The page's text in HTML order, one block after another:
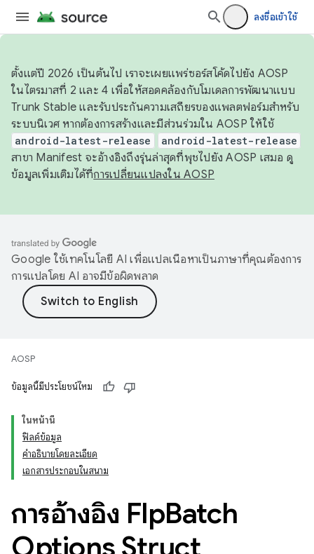
ลงชื่อเข้าใช้
ตั้งแต่ปี 2026 เป็นต้นไป เราจะเผยแพร่ซอร์สโค้ดไปยัง AOSP
ในไตรมาสที่ 2 และ 4 เพื่อให้สอดคล้องกับโมเดลการพัฒนาแบบ
Trunk Stable และรับประกันความเสถียรของแพลตฟอร์มสำหรับ
ระบบนิเวศ หากต้องการสร้างและมีส่วนร่วมใน AOSP ให้ใช้
android-latest-release android-latest-release
สาขา Manifest จะอ้างอิงถึงรุ่นล่าสุดที่พุชไปยัง AOSP เสมอ ดู
ข้อมูลเพิ่มเติมได้ที่การเปลี่ยนแปลงใน AOSP
Google ใช้เทคโนโลยี AI เพื่อแปลเนื้อหาเป็นภาษาที่คุณต้องการ
การแปลโดย AI อาจมีข้อผิดพลาด
AOSP
ข้อมูลนี้มีประโยชน์ไหม
ในหน้านี้
ฟิลด์ข้อมูล
คำอธิบายโดยละเอียด
เอกสารประกอบในสนาม
การอ้างอิง FlpBatch
Options Struct